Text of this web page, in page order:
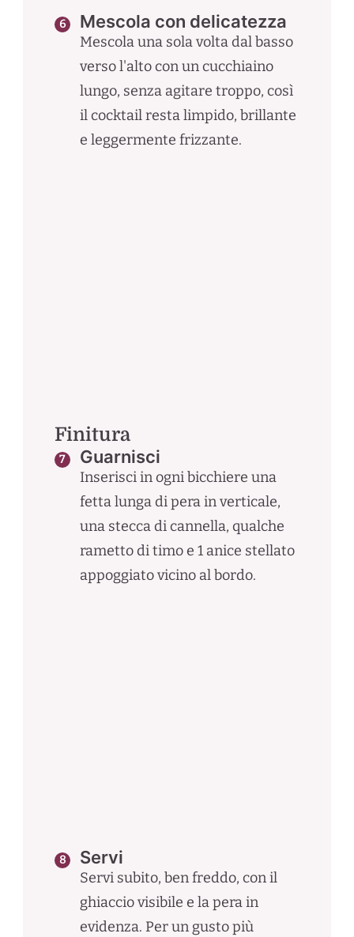
Mescola con delicatezza
Mescola una sola volta dal basso
verso l'alto con un cucchiaino
lungo, senza agitare troppo, così
il cocktail resta limpido, brillante
e leggermente frizzante.
Finitura
Guarnisci
Inserisci in ogni bicchiere una
fetta lunga di pera in verticale,
una stecca di cannella, qualche
rametto di timo e 1 anice stellato
appoggiato vicino al bordo.
Servi
Servi subito, ben freddo, con il
ghiaccio visibile e la pera in
evidenza. Per un gusto più